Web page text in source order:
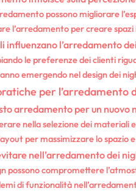
possono migliorare
l’arredamento per creare
influenzano l’arredamento
le preferenze dei clienti
emergendo nel design dei
per l’arredamento
arredamento per un nuovo
nella selezione dei materiali
per massimizzare lo spazio
nell’arredamento dei
possono compromettere
di funzionalità